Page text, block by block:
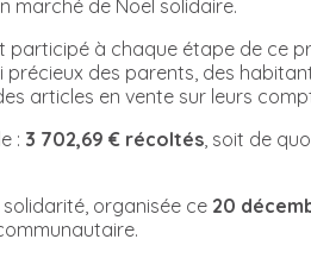
marché de Noël solidaire.
à chaque étape de ce
des parents, des
articles en vente sur leurs
: 3 702,69 € récoltés , soit de
organisée ce 20